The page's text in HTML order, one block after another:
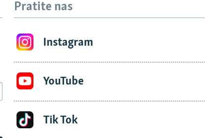
Pratite nas
Instagram
YouTube
Tik Tok